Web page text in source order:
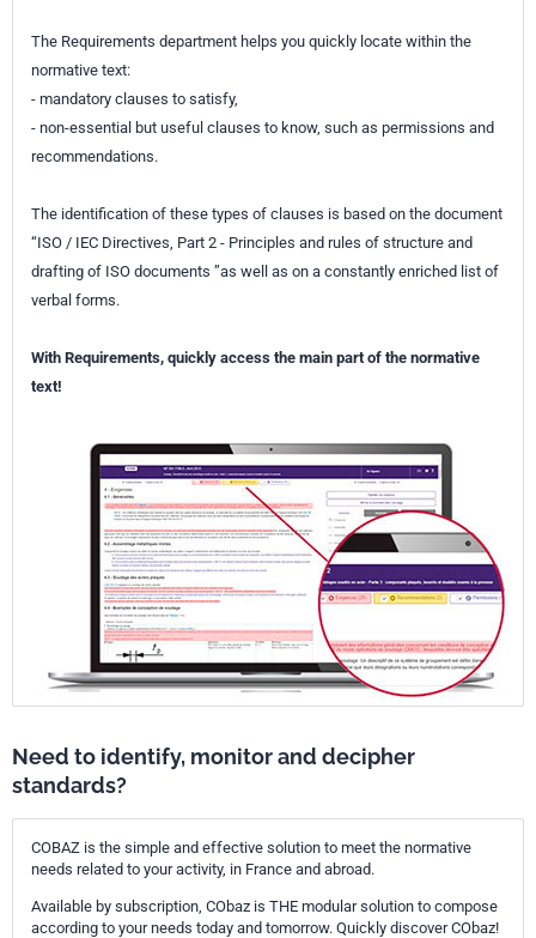
The Requirements department helps you quickly locate within the
normative text:
- mandatory clauses to satisfy,
- non-essential but useful clauses to know, such as permissions and
recommendations.
The identification of these types of clauses is based on the document
“ISO / IEC Directives, Part 2 - Principles and rules of structure and
drafting of ISO documents ”as well as on a constantly enriched list of
verbal forms.
With Requirements, quickly access the main part of the normative
text!
Need to identify, monitor and decipher
standards?
COBAZ is the simple and effective solution to meet the normative
needs related to your activity, in France and abroad.
Available by subscription, CObaz is THE modular solution to compose
according to your needs today and tomorrow. Quickly discover CObaz!